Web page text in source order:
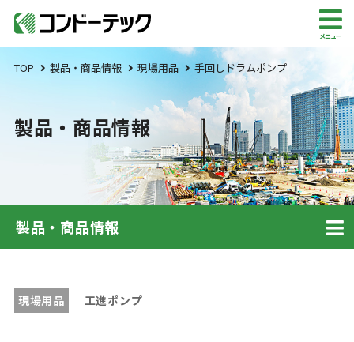
メニュー
TOP 製品・商品情報 現場用品 手回しドラムポンプ
製品・商品情報
製品・商品情報
現場用品 工進ポンプ